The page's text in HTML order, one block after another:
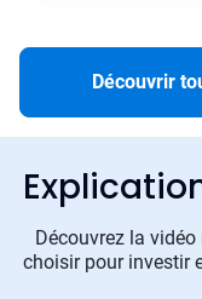
Découvrir
Découvrez la
choisir pour investir